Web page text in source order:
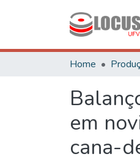
Home
em
cana-